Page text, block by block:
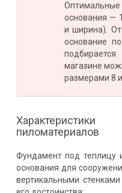
основания —
и ширина).
основание
магазине
размерами 8
пиломатериалов
Фундамент под теплицу
основания для
вертикальными